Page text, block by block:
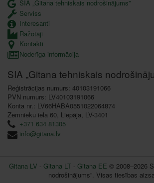
SIA „Gitana tehniskais nodrošinājums”
Serviss
Interesanti
Ražotāji
Kontakti
Noderīga informācija
SIA „Gitana tehniskais
Reģistrācijas numurs: 40103191066
PVN numurs: LV40103191066
Konta nr.: LV66HABA0551022064874
Zemnieku iela 60, Liepāja, LV-3401
+371 634 81305
info@gitana.lv
Gitana LV - Gitana LT- Gitana EE © 2008–2026
nodrošinājums”. Visas tiesības